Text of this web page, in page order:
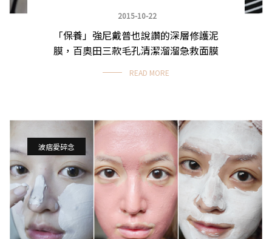
2015-10-22
「保養」強尼戴普也說讚的深層修護泥
膜，百奧田三款毛孔清潔溜溜急救面膜
READ MORE
波痞愛碎念